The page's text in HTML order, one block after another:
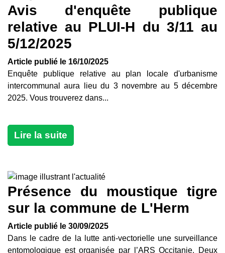
Avis d'enquête publique
relative au PLUI-H du 3/11 au
5/12/2025
Article publié le 16/10/2025
Enquête publique relative au plan locale d'urbanisme
intercommunal aura lieu du 3 novembre au 5 décembre
2025. Vous trouverez dans...
Lire la suite
Présence du moustique tigre
sur la commune de L'Herm
Article publié le 30/09/2025
Dans le cadre de la lutte anti-vectorielle une surveillance
entomologique est organisée par l’ARS Occitanie. Deux